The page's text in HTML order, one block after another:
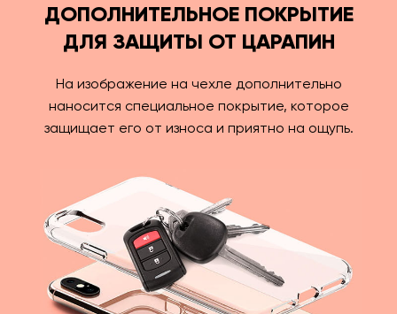
ДОПОЛНИТЕЛЬНОЕ ПОКРЫТИЕ
ДЛЯ ЗАЩИТЫ ОТ ЦАРАПИН
На изображение на чехле дополнительно
наносится специальное покрытие, которое
защищает его от износа и приятно на ощупь.